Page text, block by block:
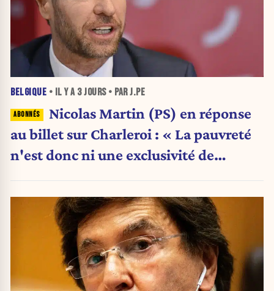
BELGIQUE • IL Y A 3 JOURS• PAR J.PE
Nicolas Martin (PS) en réponse
au billet sur Charleroi : « La pauvreté
n'est donc ni une exclusivité de